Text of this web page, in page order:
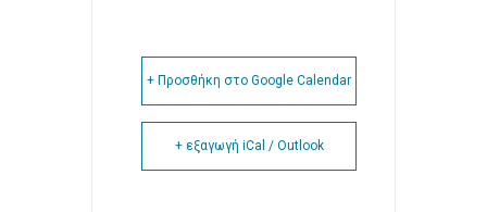
+ Προσθήκη στο Google Calendar
+ εξαγωγή iCal / Outlook